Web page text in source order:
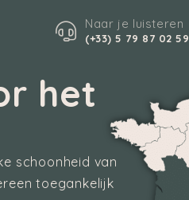
Naar je luisteren
(+33) 5 79 87 02 59
het
schoonheid van
toegankelijk